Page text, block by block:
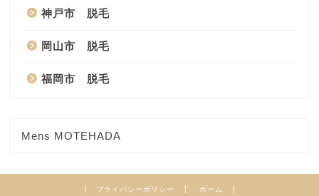
神戸市 脱毛
岡山市 脱毛
福岡市 脱毛
Mens MOTEHADA
プライバシーポリシー ホーム